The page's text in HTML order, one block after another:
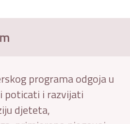
programa odgoja u
poticati i razvijati
djeteta,